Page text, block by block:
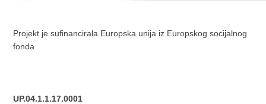
Projekt je sufinancirala Europska unija iz Europskog socijalnog
fonda
UP.04.1.1.17.0001